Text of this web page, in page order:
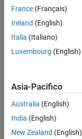
France (Français)
Ireland (English)
Italia (Italiano)
Luxembourg (English)
Asia-Pacifico
Australia (English)
India (English)
New Zealand (English)